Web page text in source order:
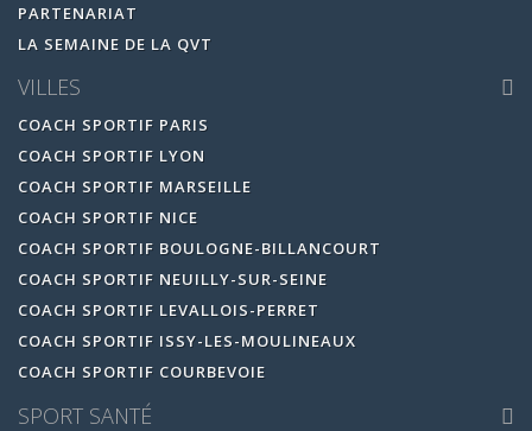
PARTENARIAT
LA SEMAINE DE LA QVT
VILLES
COACH SPORTIF PARIS
COACH SPORTIF LYON
COACH SPORTIF MARSEILLE
COACH SPORTIF NICE
COACH SPORTIF BOULOGNE-BILLANCOURT
COACH SPORTIF NEUILLY-SUR-SEINE
COACH SPORTIF LEVALLOIS-PERRET
COACH SPORTIF ISSY-LES-MOULINEAUX
COACH SPORTIF COURBEVOIE
SPORT SANTÉ